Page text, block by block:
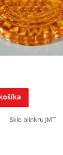
Sklo blinkru JMT